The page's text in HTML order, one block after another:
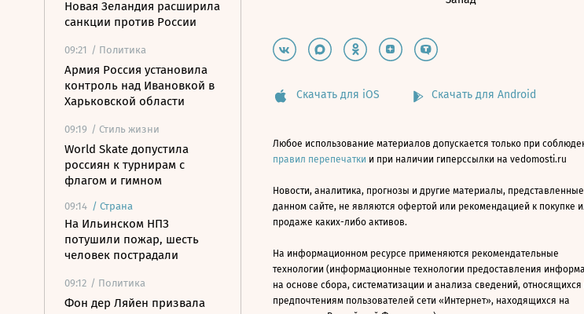
Новая Зеландия расширила
санкции против России
09:21 / Политика
Армия Россия установила
контроль над Ивановкой в
Харьковской области
09:19 / Стиль жизни
World Skate допустила
россиян к турнирам с
флагом и гимном
09:14 / Страна
На Ильинском НПЗ
потушили пожар, шесть
человек пострадали
09:12 / Политика
Фон дер Ляйен призвала
Скачать для iOS Скачать для Android
Любое использование материалов допускается только при
правил перепечатки и при наличии гиперссылки на vedomosti.ru
Новости, аналитика, прогнозы и другие материалы,
данном сайте, не являются офертой или рекомендацией к покупке
продаже каких-либо активов.
На информационном ресурсе применяются рекомендательные
технологии (информационные технологии предоставления
на основе сбора, систематизации и анализа сведений, относящихся
предпочтениям пользователей сети «Интернет», находящихся на